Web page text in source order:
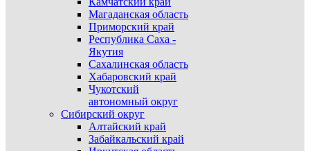
Магаданская область
Приморский край
Республика Саха -
Якутия
Сахалинская область
Хабаровский край
Чукотский
автономный округ
Сибирский округ
Алтайский край
Забайкальский край